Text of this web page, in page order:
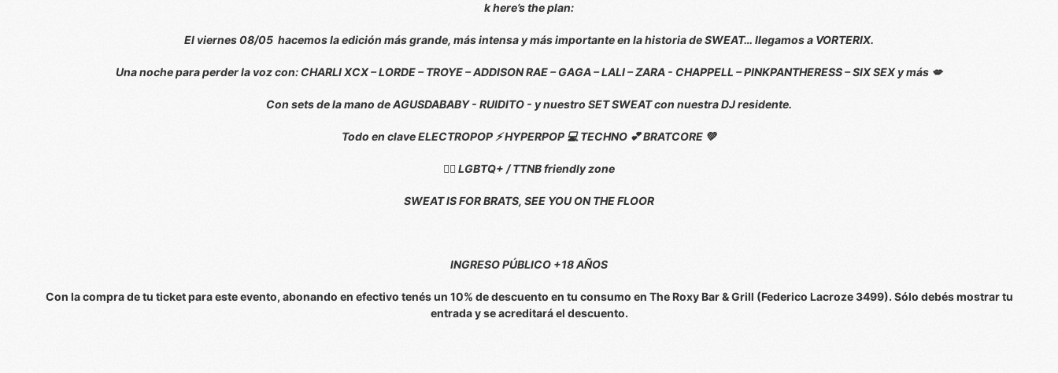
k here’s the plan:
El viernes 08/05 hacemos la edición más grande, más intensa y más importante en la historia de SWEAT… llegamos a VORTERIX.
Una noche para perder la voz con: CHARLI XCX – LORDE – TROYE – ADDISON RAE – GAGA – LALI – ZARA - CHAPPELL – PINKPANTHERESS – SIX SEX y más 💋
Con sets de la mano de AGUSDABABY - RUIDITO - y nuestro SET SWEAT con nuestra DJ residente.
Todo en clave ELECTROPOP ⚡ HYPERPOP 💻 TECHNO 💕 BRATCORE 💚
🏳️‍🌈 LGBTQ+ / TTNB friendly zone
SWEAT IS FOR BRATS, SEE YOU ON THE FLOOR
INGRESO PÚBLICO +18 AÑOS
Con la compra de tu ticket para este evento, abonando en efectivo tenés un 10% de descuento en tu consumo en The Roxy Bar & Grill (Federico Lacroze 3499). Sólo debés mostrar tu
entrada y se acreditará el descuento.